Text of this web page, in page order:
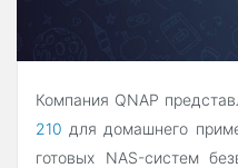
Компания QNAP
210 для домашнего
готовых NAS-систем